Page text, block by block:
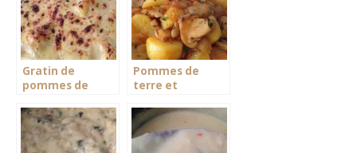
Gratin de
pommes de
Pommes de
terre et
sauce